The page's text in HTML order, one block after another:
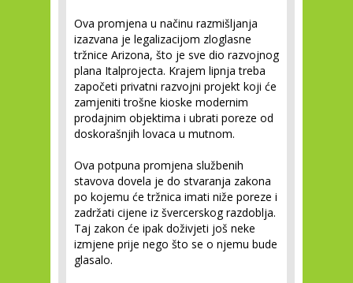
Ova promjena u načinu razmišljanja
izazvana je legalizacijom zloglasne
tržnice Arizona, što je sve dio razvojnog
plana Italprojecta. Krajem lipnja treba
započeti privatni razvojni projekt koji će
zamjeniti trošne kioske modernim
prodajnim objektima i ubrati poreze od
doskorašnjih lovaca u mutnom.
Ova potpuna promjena službenih
stavova dovela je do stvaranja zakona
po kojemu će tržnica imati niže poreze i
zadržati cijene iz švercerskog razdoblja.
Taj zakon će ipak doživjeti još neke
izmjene prije nego što se o njemu bude
glasalo.